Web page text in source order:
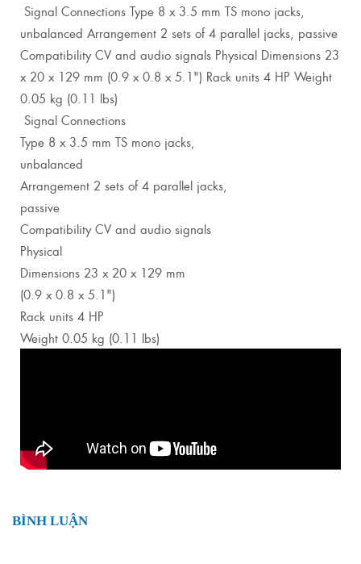
Signal Connections Type 8 x 3.5 mm TS mono jacks,
unbalanced Arrangement 2 sets of 4 parallel jacks, passive
Compatibility CV and audio signals Physical Dimensions 23
x 20 x 129 mm (0.9 x 0.8 x 5.1") Rack units 4 HP Weight
0.05 kg (0.11 lbs)
Signal Connections
Type 8 x 3.5 mm TS mono jacks,
unbalanced
Arrangement 2 sets of 4 parallel jacks,
passive
Compatibility CV and audio signals
Physical
Dimensions 23 x 20 x 129 mm
(0.9 x 0.8 x 5.1")
Rack units 4 HP
Weight 0.05 kg (0.11 lbs)
BÌNH LUẬN